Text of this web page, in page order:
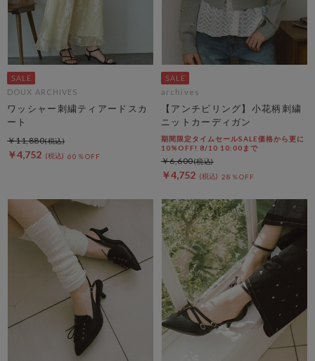
DOUX ARCHIVES
ワッシャー刺繍ティアードスカ
ート
￥4,752 60％OFF
￥11,880
archives
【アンチピリング】小花柄刺繍
ニットカーディガン
期間限定タイムセールSALE価格から更に
10%OFF! 8/10 10:00まで
￥4,752 28％OFF
￥6,600